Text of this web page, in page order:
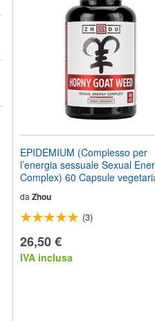
EPIDEMIUM (Complesso per
l’energia sessuale Sexual
Complex) 60 Capsule
da Zhou
(3)
26,50 €
IVA inclusa